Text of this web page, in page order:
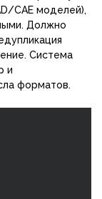
CAE моделей),
Должно
Система
и
форматов.